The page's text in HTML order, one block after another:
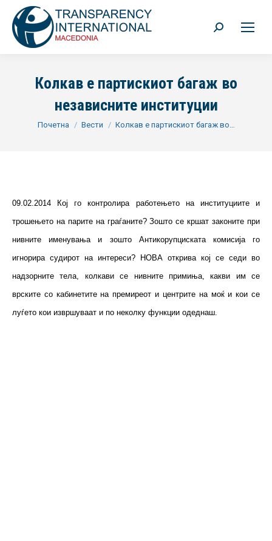
Search:
Колкав е партискиот багаж во
независните институции
You are here:
Почетна Вести Колкав е партискиот багаж во…
09.02.2014 Кој го контролира работењето на институциите и
трошењето на парите на граѓаните? Зошто се кршат законите при
нивните именувања и зошто Антикорупциската комисија го
игнорира судирот на интереси? НОВА открива кој се седи во
надзорните тела, колкави се нивните примиња, какви им се
врските со кабинетите на премиреот и центрите на моќ и кои се
луѓето кои извршуваат и по неколку функции одеднаш.